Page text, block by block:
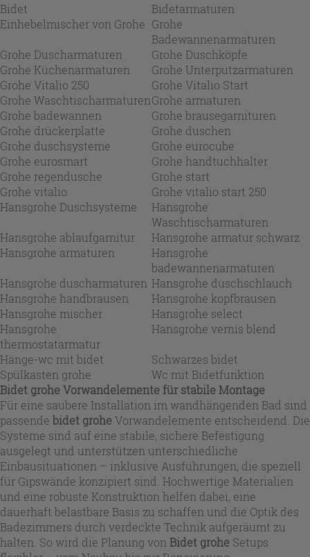
Bidet
Bidetarmaturen
Einhebelmischer von Grohe Grohe
Badewannenarmaturen
Grohe Duscharmaturen
Grohe Duschköpfe
Grohe Küchenarmaturen
Grohe Unterputzarmaturen
Grohe Vitalio 250
Grohe Vitalio Start
Grohe WaschtischarmaturenGrohe armaturen
Grohe badewannen
Grohe brausegarnituren
Grohe drückerplatte
Grohe duschen
Grohe duschsysteme
Grohe eurocube
Grohe eurosmart
Grohe handtuchhalter
Grohe regendusche
Grohe start
Grohe vitalio
Grohe vitalio start 250
Hansgrohe Duschsysteme
Hansgrohe
Waschtischarmaturen
Hansgrohe ablaufgarnitur
Hansgrohe armatur schwarz
Hansgrohe armaturen
Hansgrohe
badewannenarmaturen
Hansgrohe duscharmaturen Hansgrohe duschschlauch
Hansgrohe handbrausen
Hansgrohe kopfbrausen
Hansgrohe mischer
Hansgrohe select
Hansgrohe
thermostatarmatur
Hansgrohe vernis blend
Hänge-wc mit bidet
Schwarzes bidet
Spülkasten grohe
Wc mit Bidetfunktion
Bidet grohe Vorwandelemente für stabile Montage
Für eine saubere Installation im wandhängenden Bad sind
passende bidet grohe Vorwandelemente entscheidend. Die
Systeme sind auf eine stabile, sichere Befestigung
ausgelegt und unterstützen unterschiedliche
Einbausituationen – inklusive Ausführungen, die speziell
für Gipswände konzipiert sind. Hochwertige Materialien
und eine robuste Konstruktion helfen dabei, eine
dauerhaft belastbare Basis zu schaffen und die Optik des
Badezimmers durch verdeckte Technik aufgeräumt zu
halten. So wird die Planung von Bidet grohe Setups